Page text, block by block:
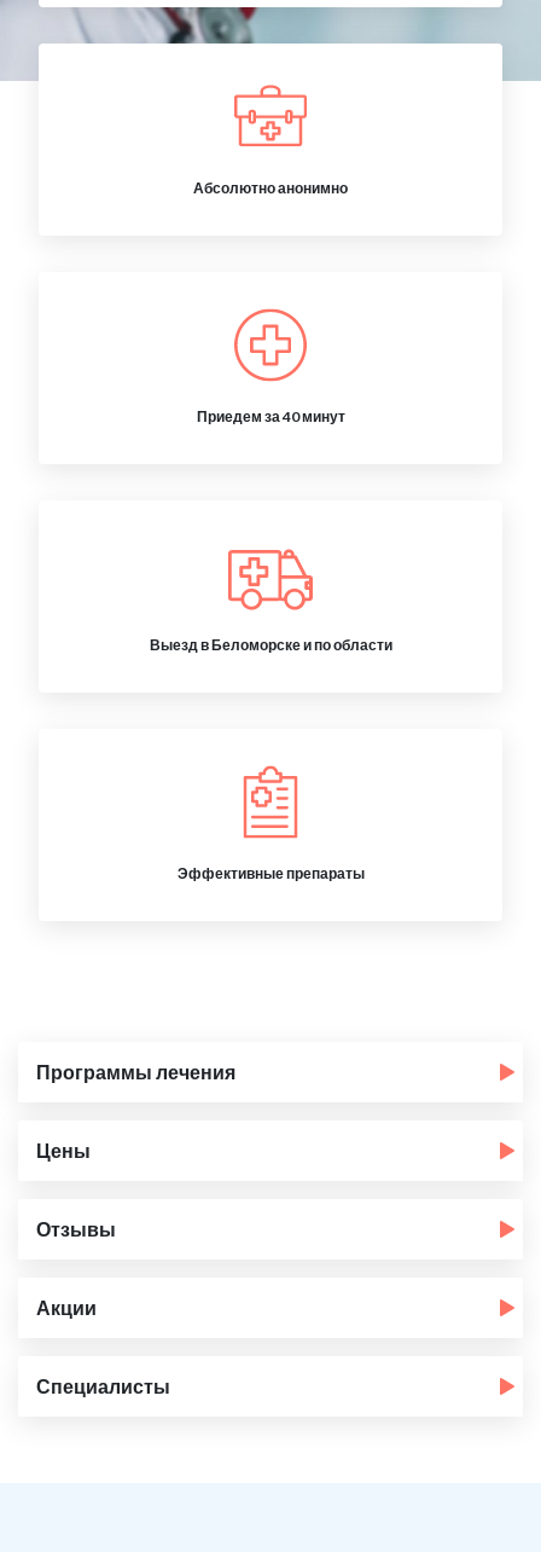
Абсолютно анонимно
Приедем за 40 минут
Выезд в Беломорске и по области
Эффективные препараты
Программы лечения
Цены
Отзывы
Акции
Специалисты